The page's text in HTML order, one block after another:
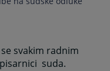
svakim radnim
suda.